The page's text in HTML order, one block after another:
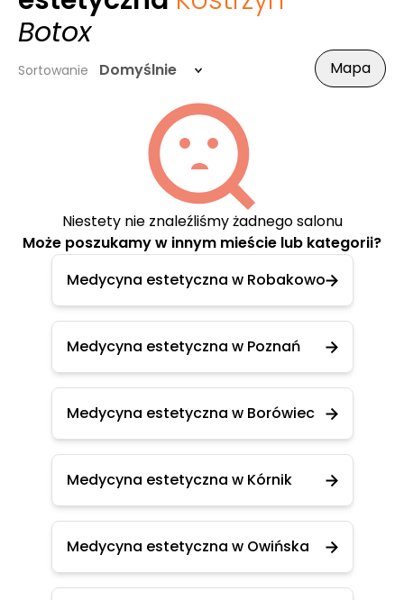
Botox
Sortowanie Domyślnie Mapa
Niestety nie znaleźliśmy żadnego salonu
Może poszukamy w innym mieście lub kategorii?
Medycyna estetyczna w Robakowo
Medycyna estetyczna w Poznań
Medycyna estetyczna w Borówiec
Medycyna estetyczna w Kórnik
Medycyna estetyczna w Owińska